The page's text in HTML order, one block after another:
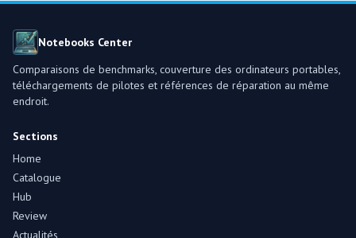
Notebooks Center
Comparaisons de benchmarks, couverture des ordinateurs portables,
téléchargements de pilotes et références de réparation au même
endroit.
Sections
Home
Catalogue
Hub
Review
Actualités